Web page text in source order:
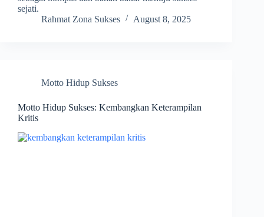
sejati.
Rahmat Zona Sukses
August 8, 2025
Motto Hidup Sukses
Motto Hidup Sukses: Kembangkan Keterampilan
Kritis